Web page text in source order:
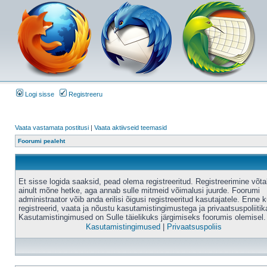
Logi sisse Registreeru
Vaata vastamata postitusi | Vaata aktiivseid teemasid
Foorumi pealeht
Et sisse logida saaksid, pead olema registreeritud. Registreerimine
ainult mõne hetke, aga annab sulle mitmeid võimalusi juurde. Foorumi
administraator võib anda erilisi õigusi registreeritud kasutajatele. Enne
registreerid, vaata ja nõustu kasutamistingimustega ja
Kasutamistingimused on Sulle täielikuks järgimiseks foorumis olemisel.
Kasutamistingimused
Privaatsuspoliis